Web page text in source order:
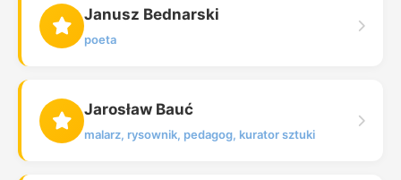
Janusz Bednarski
poeta
Jarosław Bauć
malarz, rysownik, pedagog, kurator sztuki